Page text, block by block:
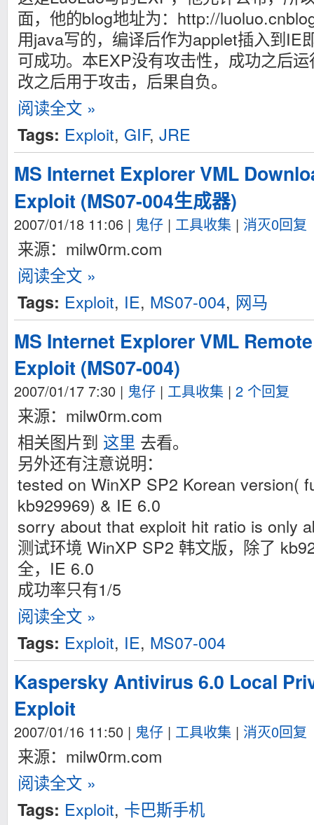
面，他的blog地址为：http://
用java写的，编译后作为applet插入到IE
可成功。本EXP没有攻击性，成功之后
改之后用于攻击，后果自负。
阅读全文 »
Tags: Exploit, GIF, JRE
MS Internet Explorer VML
Exploit (MS07-004生成器)
2007/01/18 11:06 | 鬼仔 | 工具收集 | 消灭0回复
来源：milw0rm.com
阅读全文 »
Tags: Exploit, IE, MS07-004, 网马
MS Internet Explorer VML
Exploit (MS07-004)
2007/01/17 7:30 | 鬼仔 | 工具收集 | 2 个回复
来源：milw0rm.com
相关图片到 这里 去看。
另外还有注意说明：
tested on WinXP SP2 Korean version(
kb929969) & IE 6.0
sorry about that exploit hit ratio is only
测试环境 WinXP SP2 韩文版，除了
全，IE 6.0
成功率只有1/5
阅读全文 »
Tags: Exploit, IE, MS07-004
Kaspersky Antivirus 6.0 Local
Exploit
2007/01/16 11:50 | 鬼仔 | 工具收集 | 消灭0回复
来源：milw0rm.com
阅读全文 »
Tags: Exploit, 卡巴斯手机